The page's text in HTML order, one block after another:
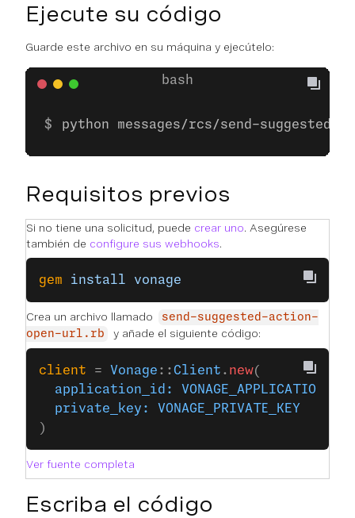
Ejecute su código
Guarde este archivo en su máquina y ejecútelo:
python messages/rcs/send-suggested-
Requisitos previos
Si no tiene una solicitud, puede crear uno. Asegúrese
también de configure sus webhooks.
gem install vonage
Crea un archivo llamado
send-suggested-action-
open-url.rb
y añade el siguiente código:
client = Vonage ::Client . new(
  application_id:
VONAGE_APPLICATION_ID
  private_key:
VONAGE_PRIVATE_KEY
)
Ver fuente completa
Escriba el código